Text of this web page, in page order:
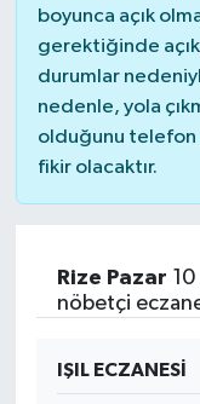
boyunca açık
gerektiğinde
durumlar
nedenle, yola
olduğunu telefon
fikir olacaktır.
Rize Pazar
nöbetçi
IŞIL ECZANESİ
YAŞAM